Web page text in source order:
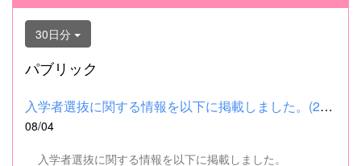
30日分
パブリック
入学者選抜に関する情報を以下に掲載しました。(2026.8.4) ■令和...
08/04
入学者選抜に関する情報を以下に掲載しました。